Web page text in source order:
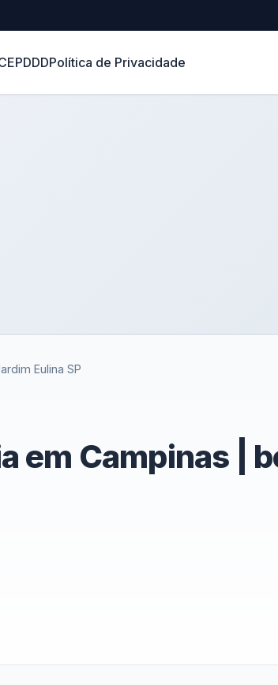
DDDPolítica de Privacidade
Eulina SP
em Campinas |